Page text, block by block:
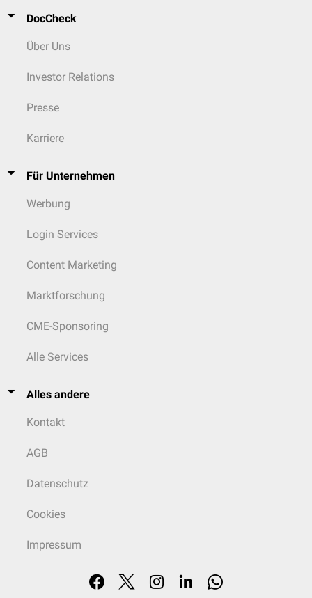
DocCheck
Über Uns
Investor Relations
Presse
Karriere
Für Unternehmen
Werbung
Login Services
Content Marketing
Marktforschung
CME-Sponsoring
Alle Services
Alles andere
Kontakt
AGB
Datenschutz
Cookies
Impressum